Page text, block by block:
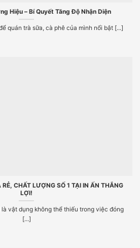
Hiệu – Bí Quyết Tăng Độ Nhận Diện
quán trà sữa, cà phê của mình nổi bật [...]
RẺ, CHẤT LƯỢNG SỐ 1 TẠI IN ẤN THẮNG
LỢI!
vật dụng không thể thiếu trong việc đóng
[...]